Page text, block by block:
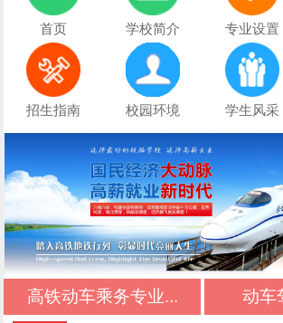
首页 学校简介 专业设置
招生指南 校园环境 学生风采
高铁动车乘务专业... 动车
初中生择校必看：正规文凭+优质管
初中三年落幕，新的升学旅程从此开
不想读普高、不想打工？初中生的第
中考低分初中生专属：稳妥升学，不